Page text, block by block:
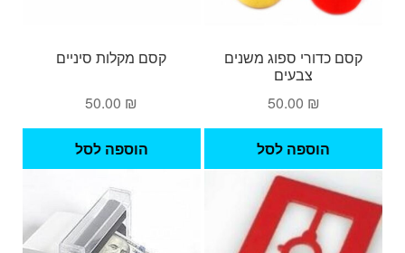
קסם כדורי ספוג משנים
צבעים
50.00 ₪
הוספה לסל
קסם מקלות סיניים
50.00 ₪
הוספה לסל